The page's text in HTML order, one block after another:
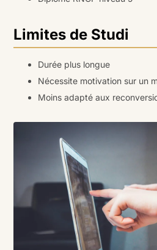
Limites de Studi
Durée plus longue
Nécessite motivation sur un
Moins adapté aux